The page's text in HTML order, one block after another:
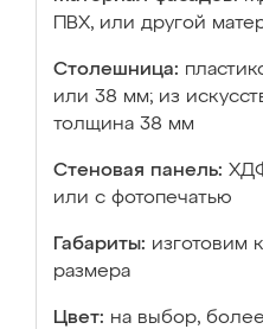
ПВХ, или другой
Столешница:
или 38 мм; из
толщина 38 мм
Стеновая панель:
или с фотопечатью
Габариты: изготовим
размера
Цвет: на выбор,